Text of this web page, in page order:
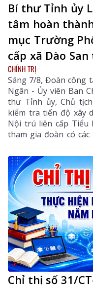
Bí thư Tỉnh ủy
tâm hoàn
mục Trường
cấp xã Dào
CHÍNH TRỊ
Sáng 7/8, Đoàn công
Ngân - Ủy viên Ban
thư Tỉnh ủy, Chủ
kiểm tra tiến độ xây
Nội trú liên cấp Tiểu
tham gia đoàn có các
viên Ban Thường vụ
trực UBND tỉnh; Lê
Trưởng Ban Tuyên
một số sở, ngành liên
Chỉ thị số 31/